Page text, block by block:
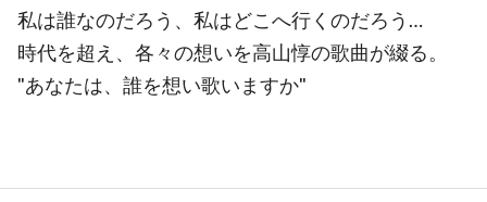
私は誰なのだろう、私はどこへ行くのだろう…
時代を超え、各々の想いを高山惇の歌曲が綴る。
"あなたは、誰を想い歌いますか"